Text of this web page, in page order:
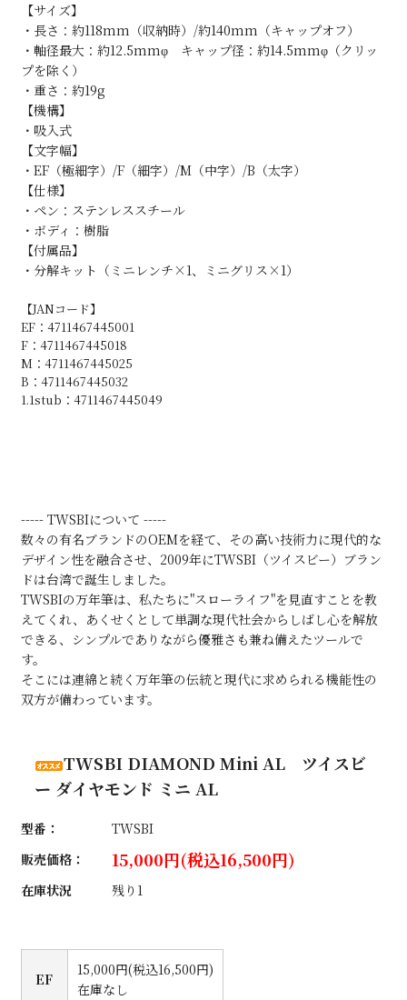
【サイズ】
・長さ：約118mm（収納時）/約140mm（キャップオフ）
・軸径最大：約12.5mmφ キャップ径：約14.5mmφ（クリッ
プを除く）
・重さ：約19g
【機構】
・吸入式
【文字幅】
・EF（極細字）/F（細字）/M（中字）/B（太字）
【仕様】
・ペン：ステンレススチール
・ボディ：樹脂
【付属品】
・分解キット（ミニレンチ×1、ミニグリス×1）
【JANコード】
EF：4711467445001
F：4711467445018
M：4711467445025
B：4711467445032
1.1stub：4711467445049
----- TWSBIについて -----
数々の有名ブランドのOEMを経て、その高い技術力に現代的な
デザイン性を融合させ、2009年にTWSBI（ツイスビー）ブラン
ドは台湾で誕生しました。
TWSBIの万年筆は、私たちに"スローライフ"を見直すことを教
えてくれ、あくせくとして単調な現代社会からしばし心を解放
できる、シンプルでありながら優雅さも兼ね備えたツールで
す。
そこには連綿と続く万年筆の伝統と現代に求められる機能性の
双方が備わっています。
TWSBI DIAMOND Mini AL ツイスビ
ー ダイヤモンド ミニ AL
型番：
TWSBI
販売価格：
15,000円(税込16,500円)
在庫状況 残り1
EF
15,000円(税込16,500円)
在庫なし